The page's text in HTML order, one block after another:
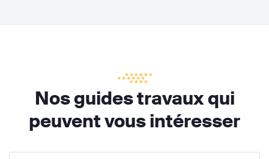
Nos guides travaux qui
peuvent vous intéresser